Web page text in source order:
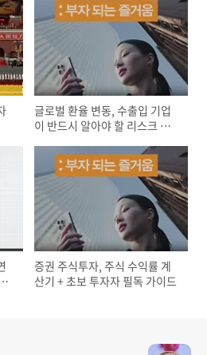
글로벌 환율 변동, 수출입 기업
이 반드시 알아야 할 리스크 대
증권 주식투자, 주식 수익률 계
산기 + 초보 투자자 필독 가이드